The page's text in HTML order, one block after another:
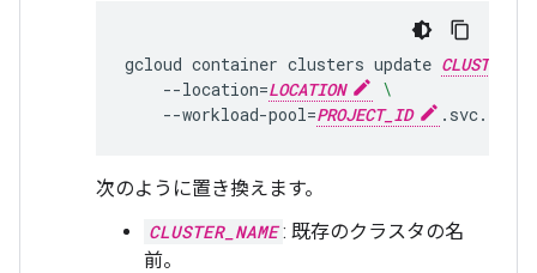
gcloud container clusters update
--location=LOCATION
\
--workload-pool=PROJECT_ID
次のように置き換えます。
CLUSTER_NAME : 既存のクラスタの名
前。